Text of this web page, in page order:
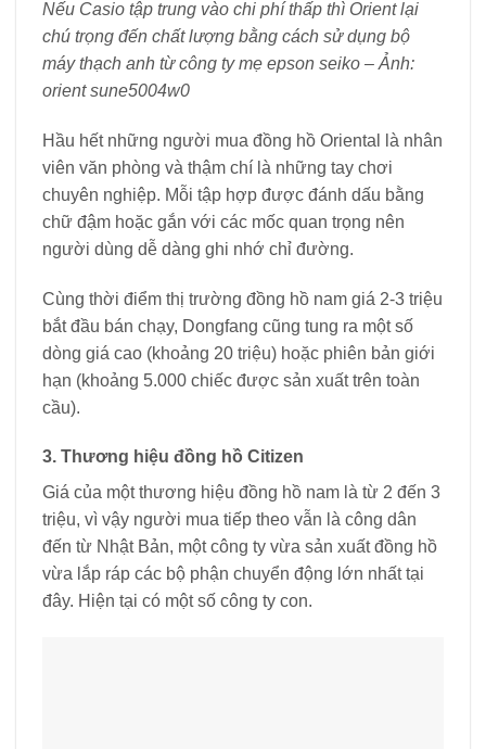
Nếu Casio tập trung vào chi phí thấp thì Orient lại
chú trọng đến chất lượng bằng cách sử dụng bộ
máy thạch anh từ công ty mẹ epson seiko – Ảnh:
orient sune5004w0
Hầu hết những người mua đồng hồ Oriental là nhân
viên văn phòng và thậm chí là những tay chơi
chuyên nghiệp. Mỗi tập hợp được đánh dấu bằng
chữ đậm hoặc gắn với các mốc quan trọng nên
người dùng dễ dàng ghi nhớ chỉ đường.
Cùng thời điểm thị trường đồng hồ nam giá 2-3 triệu
bắt đầu bán chạy, Dongfang cũng tung ra một số
dòng giá cao (khoảng 20 triệu) hoặc phiên bản giới
hạn (khoảng 5.000 chiếc được sản xuất trên toàn
cầu).
3. Thương hiệu đồng hồ Citizen
Giá của một thương hiệu đồng hồ nam là từ 2 đến 3
triệu, vì vậy người mua tiếp theo vẫn là công dân
đến từ Nhật Bản, một công ty vừa sản xuất đồng hồ
vừa lắp ráp các bộ phận chuyển động lớn nhất tại
đây. Hiện tại có một số công ty con.